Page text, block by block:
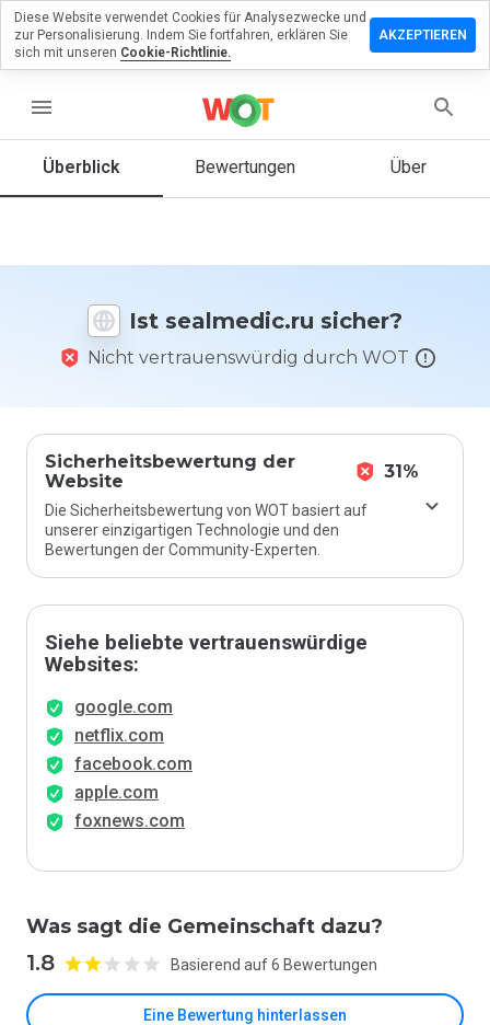
menu
Überblick Bewertungen Über
Ist sealmedic.ru sicher?
Nicht vertrauenswürdig durch WOT
Sicherheitsbewertung der
Website
31%
Die Sicherheitsbewertung von WOT basiert auf
unserer einzigartigen Technologie und den
Bewertungen der Community-Experten.
Siehe beliebte vertrauenswürdige
Websites:
google.com
netflix.com
facebook.com
apple.com
foxnews.com
Was sagt die Gemeinschaft dazu?
1.8 Basierend auf 6 Bewertungen
Eine Bewertung hinterlassen
eine
würden
Skala von
1 bis 5
Diese Website verwendet Cookies für Analysezwecke und
zur Personalisierung. Indem Sie fortfahren, erklären Sie
sich mit unseren Cookie-Richtlinie.
AKZEPTIEREN